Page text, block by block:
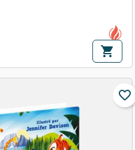
shopping_cart
favorite_border